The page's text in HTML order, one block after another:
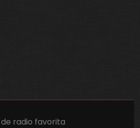
radio favorita